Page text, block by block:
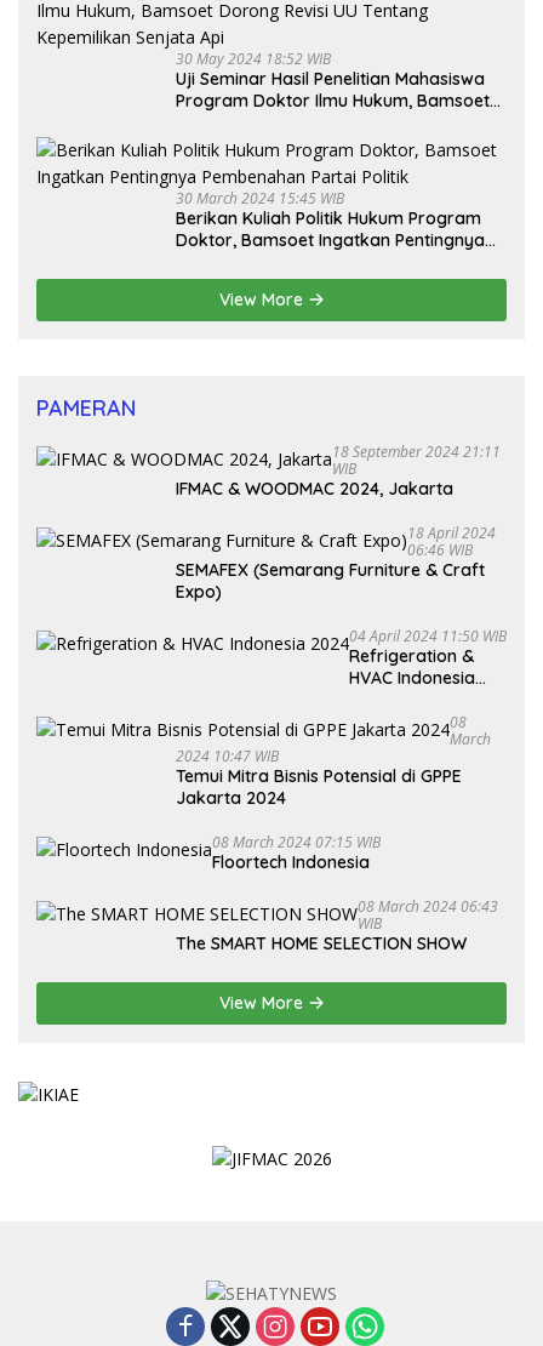
30 May 2024 18:52 WIB
Uji Seminar Hasil Penelitian Mahasiswa
Program Doktor Ilmu Hukum, Bamsoet
Senjata Api
30 March 2024 15:45 WIB
Berikan Kuliah Politik Hukum Program
Doktor, Bamsoet Ingatkan Pentingnya
View More
PAMERAN
18 September 2024 21:11
WIB
IFMAC & WOODMAC 2024, Jakarta
18 April 2024
06:46 WIB
SEMAFEX (Semarang Furniture & Craft
Expo)
04 April 2024 11:50 WIB
Refrigeration &
HVAC Indonesia
08
March
2024 10:47 WIB
Temui Mitra Bisnis Potensial di GPPE
Jakarta 2024
08 March 2024 07:15 WIB
Floortech Indonesia
08 March 2024 06:43
WIB
The SMART HOME SELECTION SHOW
View More